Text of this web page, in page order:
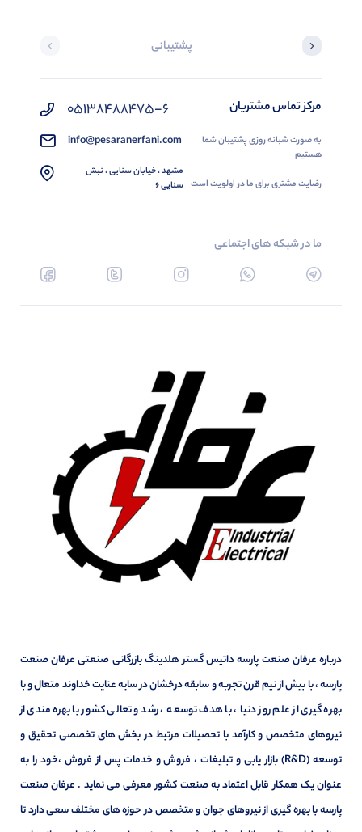
پشتیبانی
مرکز تماس مشتریان
به صورت شبانه روزی پشتیبان شما
هستیم
رضایت مشتری برای ما در اولویت است
05138488475-6
info@pesaranerfani.com
مشهد ، خیابان سنایی ، نبش
سنایی 6
ما در شبکه های اجتماعی
درباره عرفان صنعت پارسه داتیس گستر هلدینگ بازرگانی صنعتی عرفان صنعت
پارسه ، با بیش از نیم قرن تجربه و سابقه درخشان در سایه عنایت خداوند متعال و با
بهره گیری از علم روز دنیا ، با هدف توسعه ، رشد و تعالی کشور با بهره مندی از
نیروهای متخصص و کارآمد با تحصیلات مرتبط در بخش های تخصصی تحقیق و
توسعه (R&D) بازار یابی و تبلیغات ، فروش و خدمات پس از فروش ،خود را به
عنوان یک همکار قابل اعتماد به صنعت کشور معرفی می نماید . عرفان صنعت
پارسه با بهره گیری از نیروهای جوان و متخصص در حوزه های مختلف سعی دارد تا